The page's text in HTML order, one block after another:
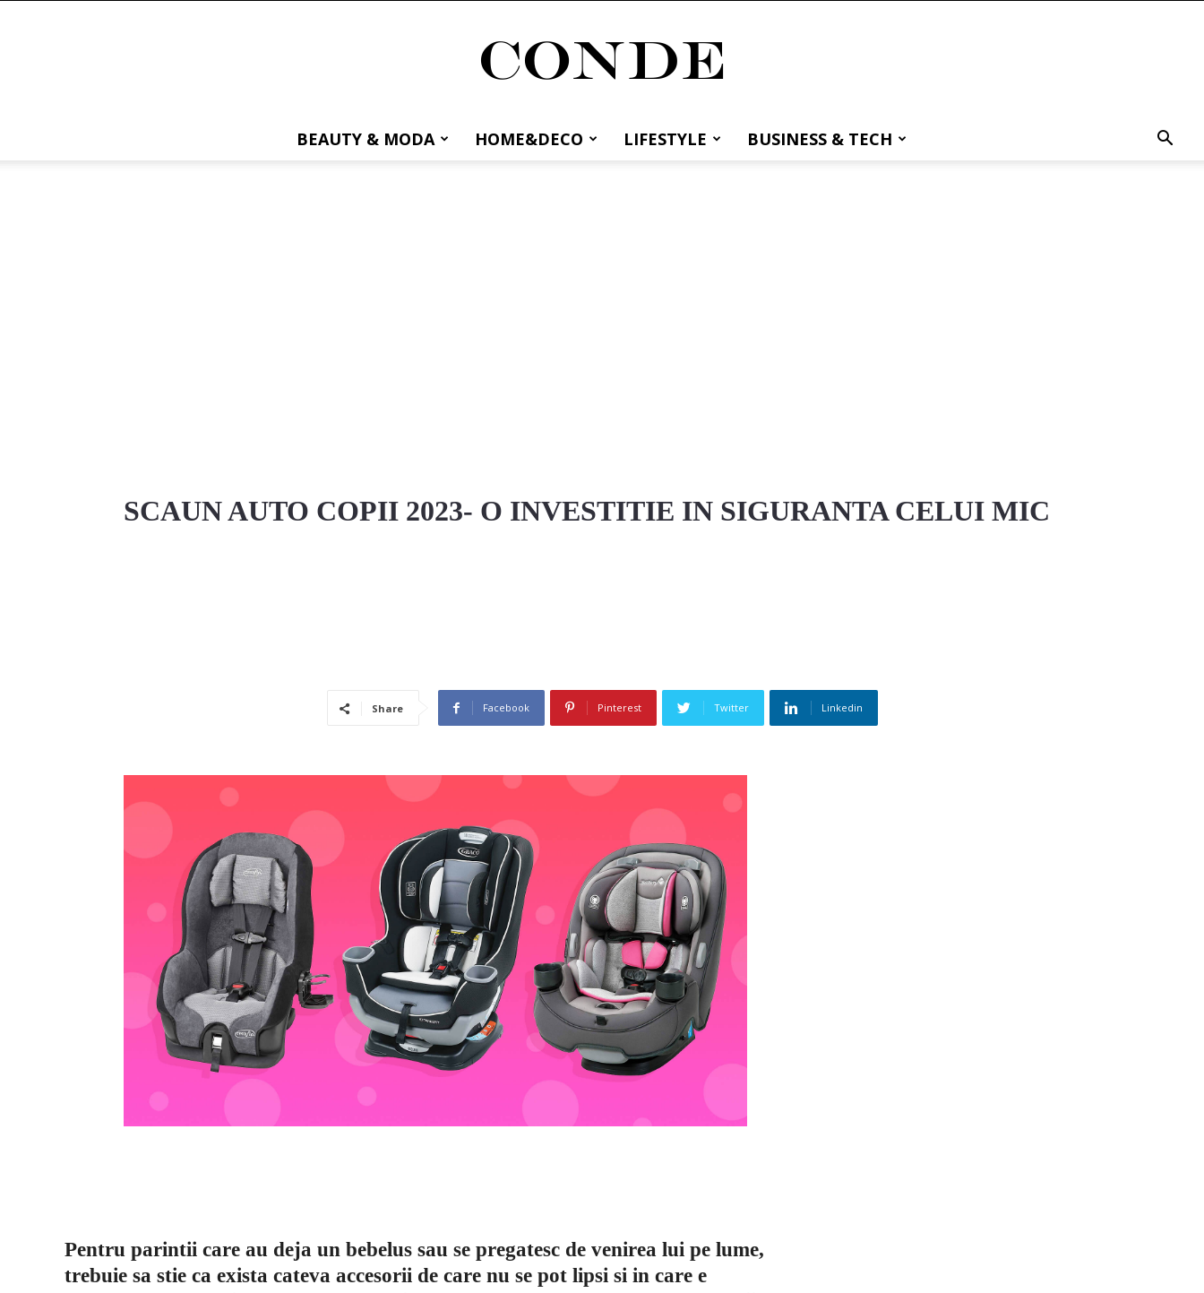
Conde
BEAUTY & MODA HOME&DECO LIFESTYLE BUSINESS & TECH
SCAUN AUTO COPII 2023- O INVESTITIE IN SIGURANTA CELUI MIC
Share Facebook Pinterest Twitter Linkedin
Pentru parintii care au deja un bebelus sau se pregatesc de venirea lui pe lume,
trebuie sa stie ca exista cateva accesorii de care nu se pot lipsi si in care e